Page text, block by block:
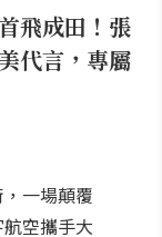
飛成田！張
代言，專屬
一場顛覆
空攜手大